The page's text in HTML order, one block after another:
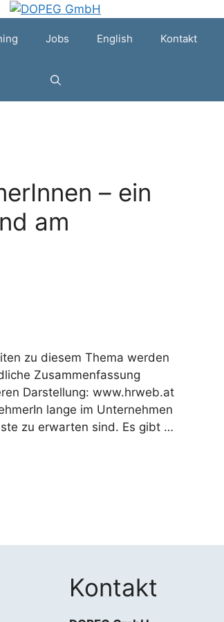
Jobs English Kontakt
– ein
am
zu diesem Thema werden
Zusammenfassung
Darstellung: www.hrweb.at
lange im Unternehmen
zu erwarten sind. Es gibt …
Kontakt